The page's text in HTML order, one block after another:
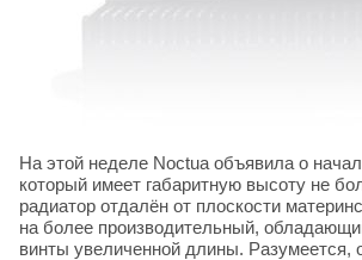
На этой неделе Noctua объявила о
который имеет габаритную высоту не
радиатор отдалён от плоскости
на более производительный,
винты увеличенной длины. Разумеется,